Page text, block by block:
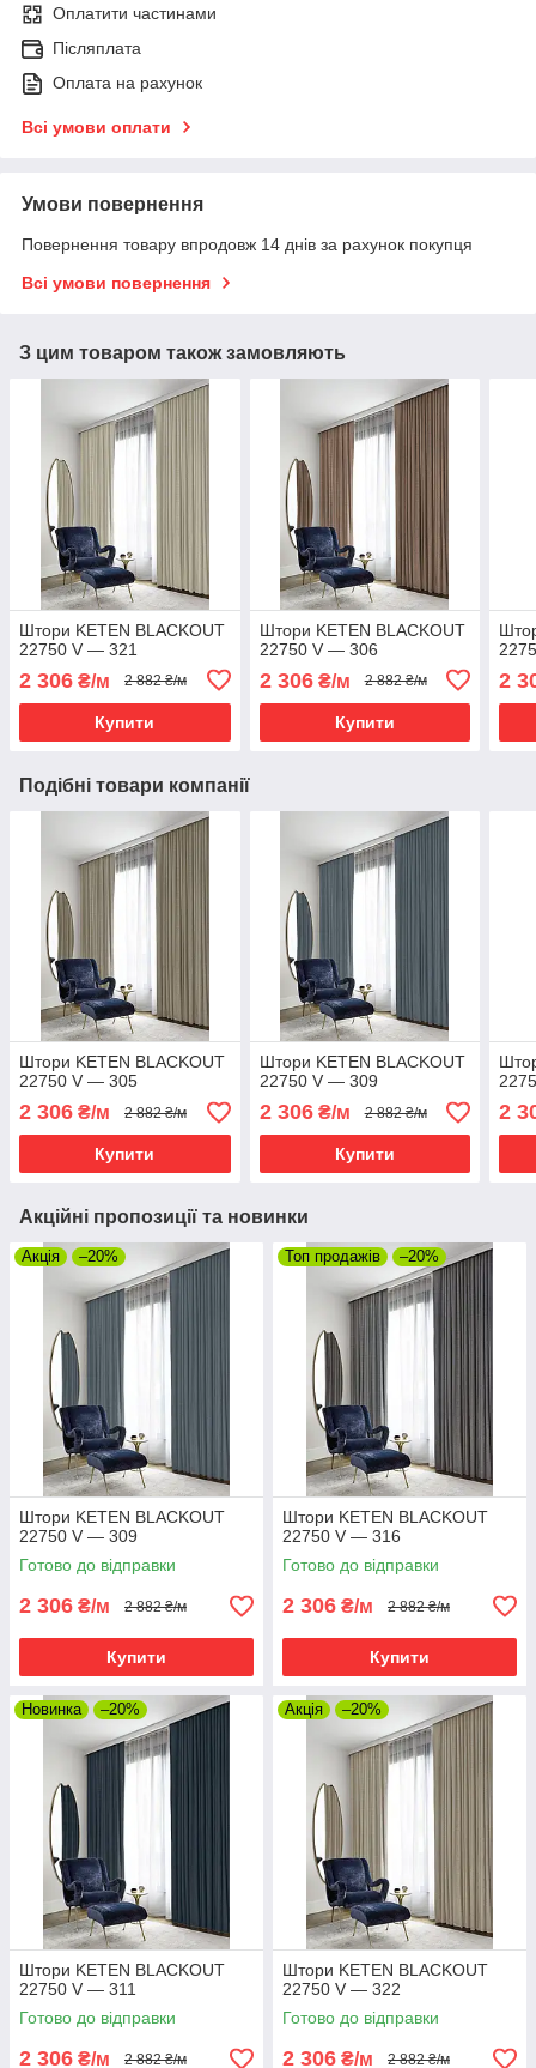
Оплатити частинами
Післяплата
Оплата на рахунок
Всі умови оплати
Умови повернення
Повернення товару впродовж 14 днів за рахунок покупця
Всі умови повернення
З цим товаром також замовляють
Штори KETEN BLACKOUT
22750 V — 321
2 306 ₴/м 2 882 ₴/м
Купити
Штори KETEN BLACKOUT
22750 V — 306
2 306₴/м 2 882 ₴/м
Купити
2
Подібні товари компанії
Штори KETEN BLACKOUT
22750 V — 305
2 306 ₴/м 2 882 ₴/м
Купити
Штори KETEN BLACKOUT
22750 V — 309
2 306₴/м 2 882 ₴/м
Купити
2
Акційні пропозиції та новинки
Акція –20%
Штори KETEN BLACKOUT
22750 V — 309
Готово до відправки
2 306 ₴/м 2 882 ₴/м
Купити
Топ продажів –20%
Штори KETEN BLACKOUT
22750 V — 316
Готово до відправки
2 306 ₴/м 2 882 ₴/м
Купити
Новинка –20%
Штори KETEN BLACKOUT
22750 V — 311
Готово до відправки
2 306 ₴/м 2 882 ₴/м
Акція –20%
Штори KETEN BLACKOUT
22750 V — 322
Готово до відправки
2 306 ₴/м 2 882 ₴/м